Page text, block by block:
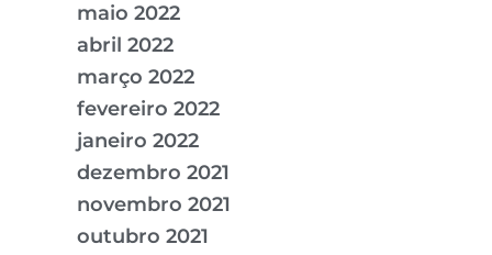
maio 2022
abril 2022
março 2022
fevereiro 2022
janeiro 2022
dezembro 2021
novembro 2021
outubro 2021